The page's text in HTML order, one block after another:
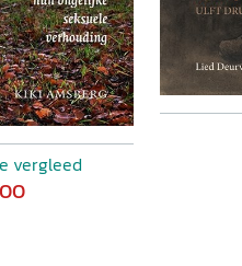
vergleed